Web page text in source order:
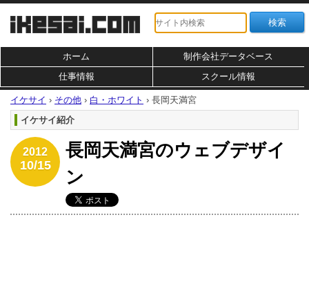
ホーム
制作会社データベース
仕事情報
スクール情報
イケサイ › その他 › 白・ホワイト › 長岡天満宮
イケサイ紹介
2012
10/15
長岡天満宮のウェブデザイ
ン